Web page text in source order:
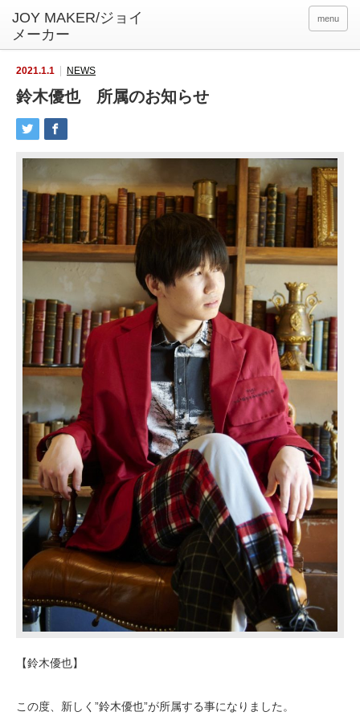
menu
2021.1.1 NEWS
鈴木優也 所属のお知らせ
【鈴木優也】
この度、新しく”鈴木優也”が所属する事になりました。